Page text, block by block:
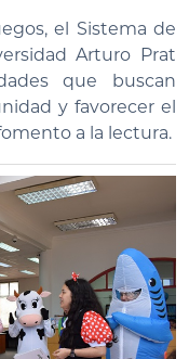
el Sistema de
Arturo Prat
que buscan
y favorecer el
a la lectura.